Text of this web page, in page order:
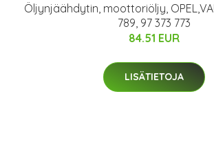
Öljynjäähdytin, moottoriöljy,
789, 97 373 773
84.51 EUR
LISÄTIETOJA